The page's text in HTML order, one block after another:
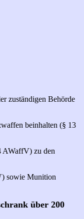
zuständigen Behörde
beinhalten (§ 13
AWaffV) zu den
sowie Munition
über 200